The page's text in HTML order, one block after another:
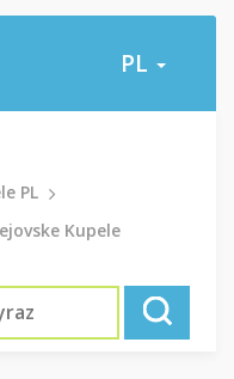
PL
PL
Kupele